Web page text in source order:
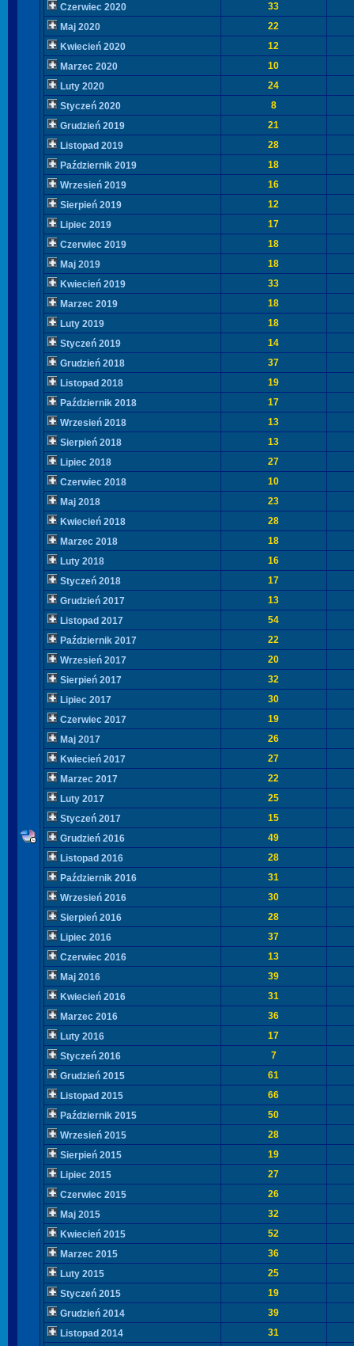
Czerwiec 2020
33
Maj 2020
22
Kwiecień 2020
12
Marzec 2020
10
Luty 2020
24
Styczeń 2020
8
Grudzień 2019
21
Listopad 2019
28
Październik 2019
18
Wrzesień 2019
16
Sierpień 2019
12
Lipiec 2019
17
Czerwiec 2019
18
Maj 2019
18
Kwiecień 2019
33
Marzec 2019
18
Luty 2019
18
Styczeń 2019
14
Grudzień 2018
37
Listopad 2018
19
Październik 2018
17
Wrzesień 2018
13
Sierpień 2018
13
Lipiec 2018
27
Czerwiec 2018
10
Maj 2018
23
Kwiecień 2018
28
Marzec 2018
18
Luty 2018
16
Styczeń 2018
17
Grudzień 2017
13
Listopad 2017
54
Październik 2017
22
Wrzesień 2017
20
Sierpień 2017
32
Lipiec 2017
30
Czerwiec 2017
19
Maj 2017
26
Kwiecień 2017
27
Marzec 2017
22
Luty 2017
25
Styczeń 2017
15
Grudzień 2016
49
Listopad 2016
28
Październik 2016
31
Wrzesień 2016
30
Sierpień 2016
28
Lipiec 2016
37
Czerwiec 2016
13
Maj 2016
39
Kwiecień 2016
31
Marzec 2016
36
Luty 2016
17
Styczeń 2016
7
Grudzień 2015
61
Listopad 2015
66
Październik 2015
50
Wrzesień 2015
28
Sierpień 2015
19
Lipiec 2015
27
Czerwiec 2015
26
Maj 2015
32
Kwiecień 2015
52
Marzec 2015
36
Luty 2015
25
Styczeń 2015
19
Grudzień 2014
39
Listopad 2014
31